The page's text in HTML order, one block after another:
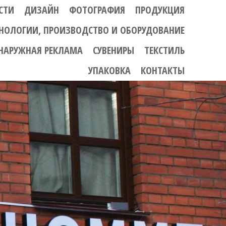
ДИЗАЙН ФОТОГРАФИЯ
ПРОДУКЦИЯ
ПРОИЗВОДСТВО И ОБОРУДОВАНИЕ
РЕКЛАМА
СУВЕНИРЫ
ТЕКСТИЛЬ
УПАКОВКА
КОНТАКТЫ